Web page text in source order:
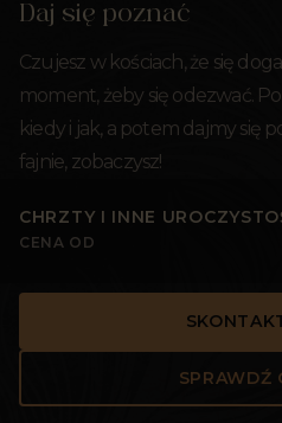
Daj się poznać
Czujesz w kościach, że się
moment, żeby się odezwać.
kiedy i jak, a potem dajmy się
fajnie, zobaczysz!
CHRZTY I INNE
CENA OD
SPRAWDŹ